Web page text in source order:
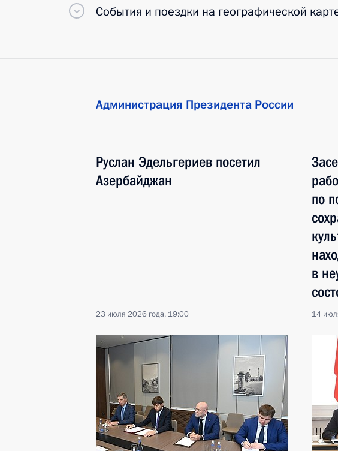
События и поездки на географической
Администрация Президента России
Руслан Эдельгериев посетил
Азербайджан
23 июля 2026 года, 19:00
по
в
14